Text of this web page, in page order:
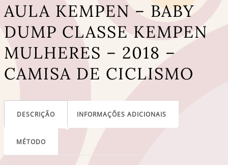
AULA KEMPEN – BABY
DUMP CLASSE KEMPEN
MULHERES – 2018 –
CAMISA DE CICLISMO
DESCRIÇÃO INFORMAÇÕES ADICIONAIS
MÉTODO